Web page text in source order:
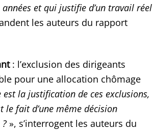
et qui justifie d’un travail réel
les auteurs du rapport
: l’exclusion des dirigeants
pour une allocation chômage
est la justification de ces exclusions,
le fait d’une même décision
», s’interrogent les auteurs du